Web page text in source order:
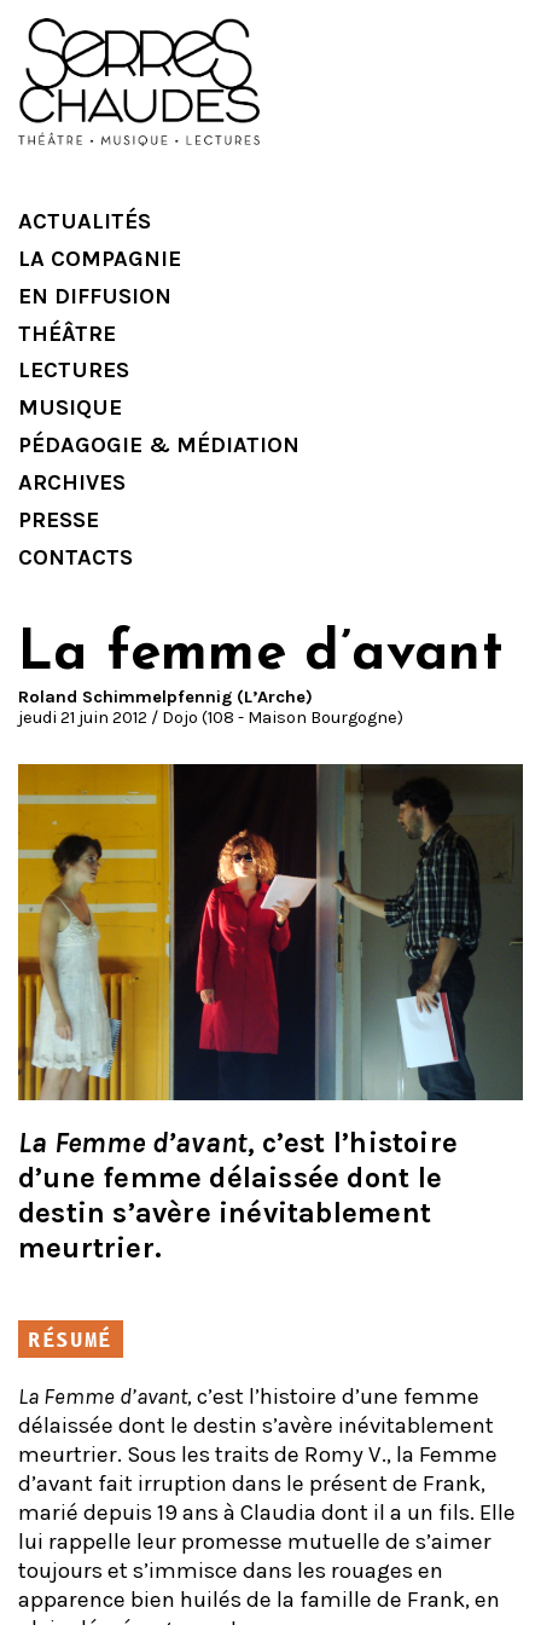
ACTUALITÉS
LA COMPAGNIE
EN DIFFUSION
THÉÂTRE
LECTURES
MUSIQUE
PÉDAGOGIE & MÉDIATION
ARCHIVES
PRESSE
CONTACTS
La femme d’avant
Roland Schimmelpfennig (L’Arche)
jeudi 21 juin 2012 / Dojo (108 - Maison Bourgogne)
La Femme d’avant, c’est l’histoire
d’une femme délaissée dont le
destin s’avère inévitablement
meurtrier.
RÉSUMÉ
La Femme d’avant, c’est l’histoire d’une femme
délaissée dont le destin s’avère inévitablement
meurtrier. Sous les traits de Romy V., la Femme
d’avant fait irruption dans le présent de Frank,
marié depuis 19 ans à Claudia dont il a un fils. Elle
lui rappelle leur promesse mutuelle de s’aimer
toujours et s’immisce dans les rouages en
apparence bien huilés de la famille de Frank, en